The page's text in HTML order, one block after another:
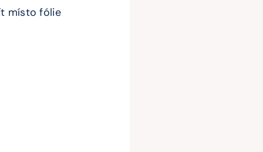
místo fólie